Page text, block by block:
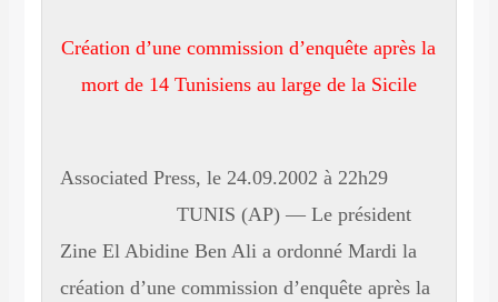
Création d’une commission d’enquête après la
mort de 14 Tunisiens au large de la Sicile
Associated Press, le 24.09.2002 à 22h29
TUNIS (AP) — Le président
Zine El Abidine Ben Ali a ordonné Mardi la
création d’une commission d’enquête après la